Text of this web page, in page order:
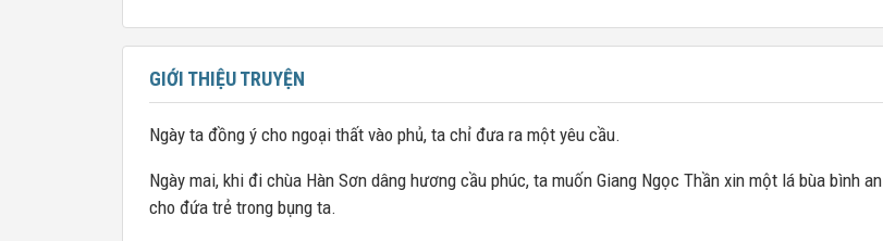
GIỚI THIỆU TRUYỆN
Ngày ta đồng ý cho ngoại thất vào phủ, ta chỉ đưa ra một yêu cầu.
Ngày mai, khi đi chùa Hàn Sơn dâng hương cầu phúc, ta muốn Giang Ngọc Thần xin một lá bùa bình an
cho đứa trẻ trong bụng ta.